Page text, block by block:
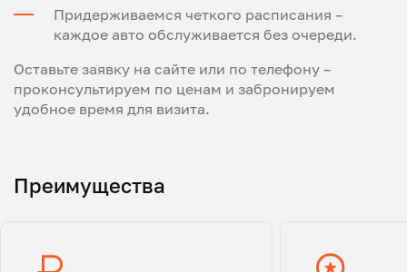
Придерживаемся четкого расписания –
каждое авто обслуживается без очереди.
Оставьте заявку на сайте или по телефону –
проконсультируем по ценам и забронируем
удобное время для визита.
Преимущества